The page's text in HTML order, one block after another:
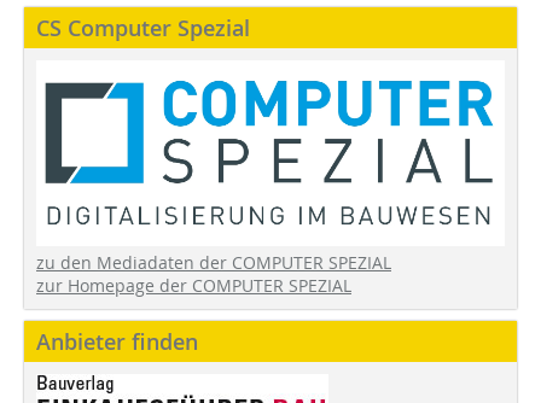
CS Computer Spezial
zu den Mediadaten der COMPUTER SPEZIAL
zur Homepage der COMPUTER SPEZIAL
Anbieter finden